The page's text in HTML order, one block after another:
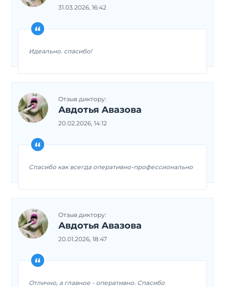
31.03.2026, 16:42
Идеально. спасибо!
Отзыв диктору:
Авдотья Авазова
20.02.2026, 14:12
Спасибо как всегда оперативно-профессионально
Отзыв диктору:
Авдотья Авазова
20.01.2026, 18:47
Отлично, а главное - оперативно. Спасибо